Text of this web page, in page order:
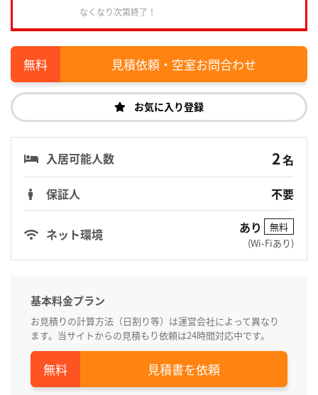
なくなり次第終了！
見積依頼・空室お問合わせ
お気に入り登録
入居可能人数 2名
保証人
不要
ネット環境 あり
無料
(Wi-Fiあり)
基本料金プラン
お見積りの計算方法（日割り等）は運営会社によって異なり
ます。当サイトからの見積もり依頼は24時間対応中です。
見積書を依頼